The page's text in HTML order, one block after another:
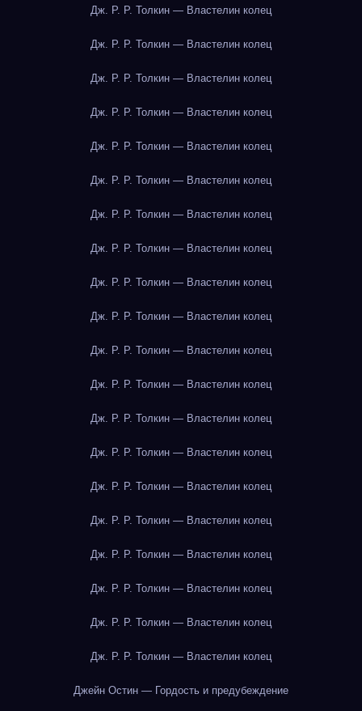
Дж. Р. Р. Толкин — Властелин колец
Дж. Р. Р. Толкин — Властелин колец
Дж. Р. Р. Толкин — Властелин колец
Дж. Р. Р. Толкин — Властелин колец
Дж. Р. Р. Толкин — Властелин колец
Дж. Р. Р. Толкин — Властелин колец
Дж. Р. Р. Толкин — Властелин колец
Дж. Р. Р. Толкин — Властелин колец
Дж. Р. Р. Толкин — Властелин колец
Дж. Р. Р. Толкин — Властелин колец
Дж. Р. Р. Толкин — Властелин колец
Дж. Р. Р. Толкин — Властелин колец
Дж. Р. Р. Толкин — Властелин колец
Дж. Р. Р. Толкин — Властелин колец
Дж. Р. Р. Толкин — Властелин колец
Дж. Р. Р. Толкин — Властелин колец
Дж. Р. Р. Толкин — Властелин колец
Дж. Р. Р. Толкин — Властелин колец
Дж. Р. Р. Толкин — Властелин колец
Дж. Р. Р. Толкин — Властелин колец
Джейн Остин — Гордость и предубеждение